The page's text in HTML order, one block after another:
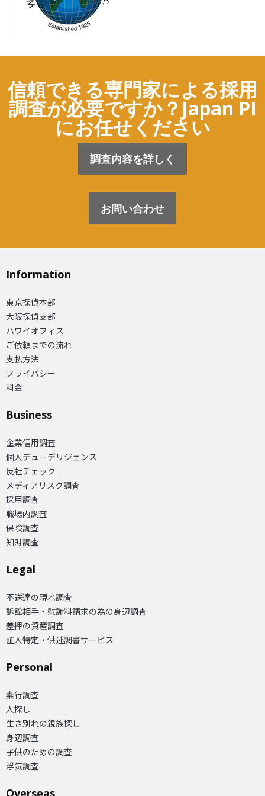
信頼できる専門家による採用
調査が必要ですか？Japan PI
にお任せください
調査内容を詳しく
お問い合わせ
Information
東京探偵本部
大阪探偵支部
ハワイオフィス
ご依頼までの流れ
支払方法
プライバシー
料金
Business
企業信用調査
個人デューデリジェンス
反社チェック
メディアリスク調査
採用調査
職場内調査
保険調査
知財調査
Legal
不送達の現地調査
訴訟相手・慰謝料請求の為の身辺調査
差押の資産調査
証人特定・供述調書サービス
Personal
素行調査
人探し
生き別れの親族探し
身辺調査
子供のための調査
浮気調査
Overseas​